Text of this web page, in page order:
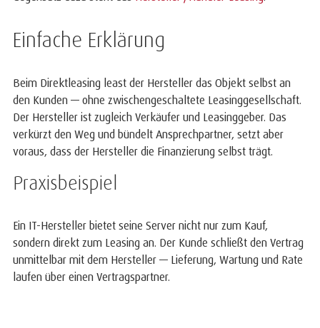
Einfache Erklärung
Beim Direktleasing least der Hersteller das Objekt selbst an
den Kunden — ohne zwischengeschaltete Leasinggesellschaft.
Der Hersteller ist zugleich Verkäufer und Leasinggeber. Das
verkürzt den Weg und bündelt Ansprechpartner, setzt aber
voraus, dass der Hersteller die Finanzierung selbst trägt.
Praxisbeispiel
Ein IT-Hersteller bietet seine Server nicht nur zum Kauf,
sondern direkt zum Leasing an. Der Kunde schließt den Vertrag
unmittelbar mit dem Hersteller — Lieferung, Wartung und Rate
laufen über einen Vertragspartner.